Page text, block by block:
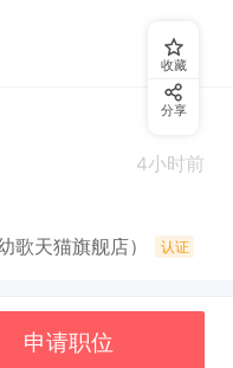
4小时前
歌天猫旗舰店） 认证
收藏
分享
申请职位